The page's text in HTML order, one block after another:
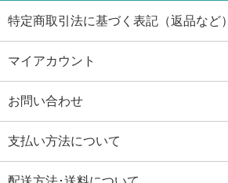
特定商取引法に基づく表記（返品など）
マイアカウント
お問い合わせ
支払い方法について